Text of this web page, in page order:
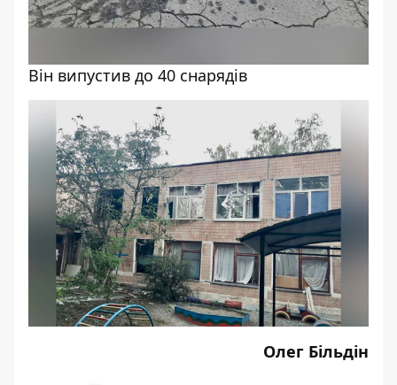
Він випустив до 40 снарядів
Олег Більдін